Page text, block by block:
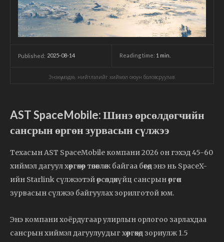
Published: 2025-08-14 Reading time: 1 min.
Энэхүү мэдээ, нийтлэлийг хиймэл оюун боловсруулав.
AST SpaceMobile: Шинэ өрсөлдөгчийн
сансрын өргөн зурвасын сүлжээ
Техасын AST SpaceMobile компани 2026 он гэхэд 45-60
хиймэл дагуул хөөргөхөөр төлөвлөж байгаа бөгөөд энэ нь SpaceX-
ийн Starlink сүлжээтэй өрсөлдөхүйц сансрын өргөн
зурвасын сүлжээ байгуулах зорилготой юм.
Энэ компани хоёрдугаар улирлын орлогоо зарлахдаа
сансрын хиймэл дагуулуудыг хөөргөхөд зориулж 1.5